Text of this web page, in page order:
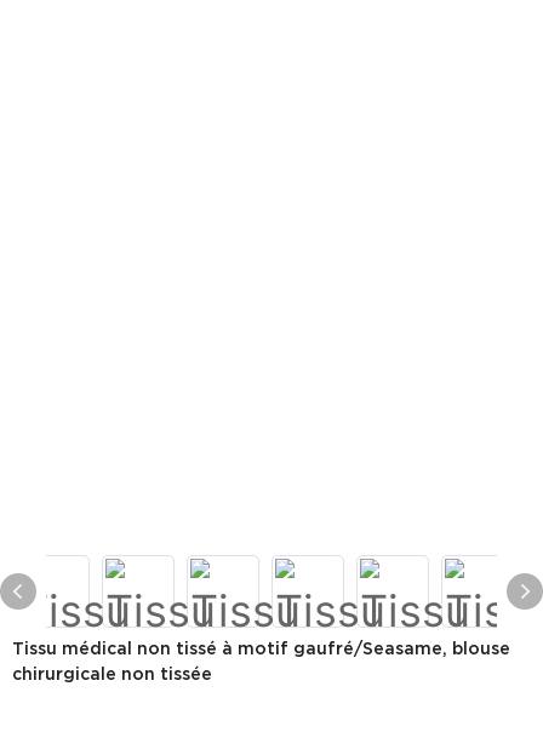
Tissu médical non tissé à motif gaufré/Seasame, blouse
chirurgicale non tissée